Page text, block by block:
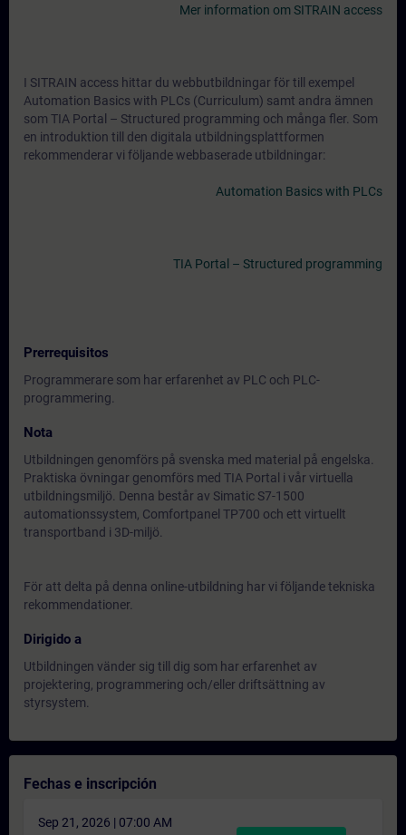
Mer information om SITRAIN access
I SITRAIN access hittar du webbutbildningar för till exempel
Automation Basics with PLCs (Curriculum) samt andra ämnen
som TIA Portal – Structured programming och många fler. Som
en introduktion till den digitala utbildningsplattformen
rekommenderar vi följande webbaserade utbildningar:
Automation Basics with PLCs
TIA Portal – Structured programming
Prerrequisitos
Programmerare som har erfarenhet av PLC och PLC-
programmering.
Nota
Utbildningen genomförs på svenska med material på engelska.
Praktiska övningar genomförs med TIA Portal i vår virtuella
utbildningsmiljö. Denna består av Simatic S7-1500
automationssystem, Comfortpanel TP700 och ett virtuellt
transportband i 3D-miljö.
För att delta på denna online-utbildning har vi följandetekniska
rekommendationer.
Dirigido a
Utbildningen vänder sig till dig som har erfarenhet av
projektering, programmering och/eller driftsättning av
styrsystem.
Fechas e inscripción
Sep 21, 2026 | 07:00 AM